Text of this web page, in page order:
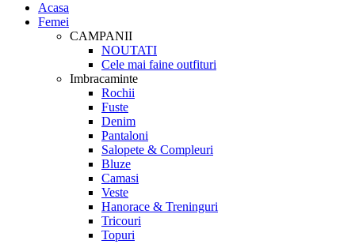
Acasa
Femei
CAMPANII
NOUTATI
Cele mai faine outfituri
Imbracaminte
Rochii
Fuste
Denim
Pantaloni
Salopete & Compleuri
Bluze
Camasi
Veste
Hanorace & Treninguri
Tricouri
Topuri